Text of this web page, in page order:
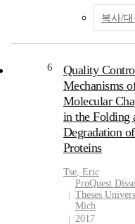
복사/
6
Quality
Mechanisms
Molecular
in the Folding
Degradation
Proteins
Tse, Eric
ProQuest
Theses
Mich
2017